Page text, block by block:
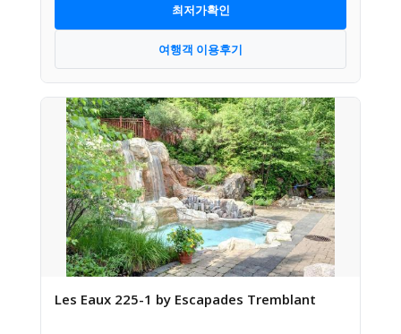
최저가확인
여행객 이용후기
Les Eaux 225-1 by Escapades Tremblant